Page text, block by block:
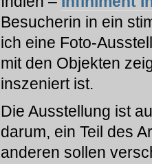
Besucherin in ein
ich eine Foto-
mit den Objekten
inszeniert ist.
Die Ausstellung ist
darum, ein Teil des
anderen sollen